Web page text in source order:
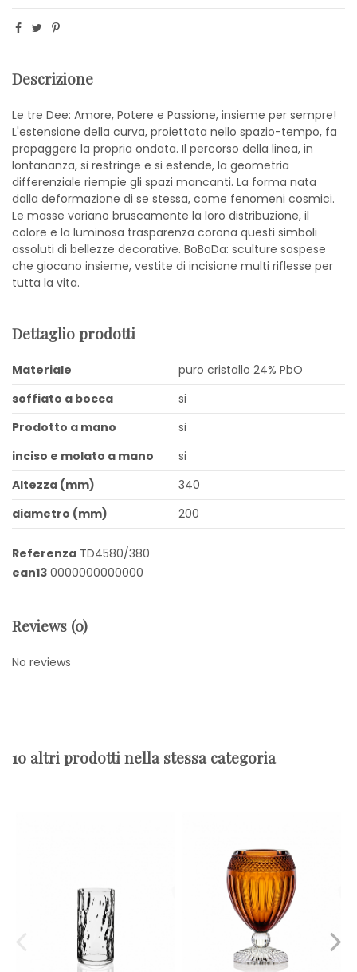
Descrizione
Le tre Dee: Amore, Potere e Passione, insieme per sempre!
L'estensione della curva, proiettata nello spazio-tempo, fa
propaggere la propria ondata. Il percorso della linea, in
lontananza, si restringe e si estende, la geometria
differenziale riempie gli spazi mancanti. La forma nata
dalla deformazione di se stessa, come fenomeni cosmici.
Le masse variano bruscamente la loro distribuzione, il
colore e la luminosa trasparenza corona questi simboli
assoluti di bellezze decorative. BoBoDa: sculture sospese
che giocano insieme, vestite di incisione multi riflesse per
tutta la vita.
Dettaglio prodotti
Materiale
puro cristallo 24% PbO
soffiato a bocca
si
Prodotto a mano
si
inciso e molato a mano
si
Altezza (mm)
340
diametro (mm)
200
Referenza TD4580/380
ean13 0000000000000
Reviews (0)
No reviews
10 altri prodotti nella stessa categoria